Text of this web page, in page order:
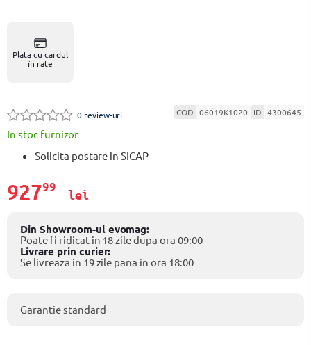
Plata cu cardul
în rate
0 review-uri COD 06019K1020 ID 4300645
In stoc furnizor
Solicita postare in SICAP
92799
lei
Din Showroom-ul evomag:
Poate fi ridicat in 18 zile dupa ora 09:00
Livrare prin curier:
Se livreaza in 19 zile pana in ora 18:00
Garantie standard